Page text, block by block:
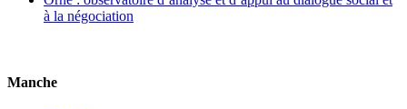
à la négociation
Manche